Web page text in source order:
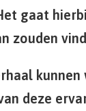
gaat
zouden
deze